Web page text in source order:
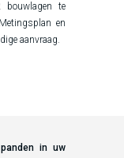
te
en
aanvraag.
in uw